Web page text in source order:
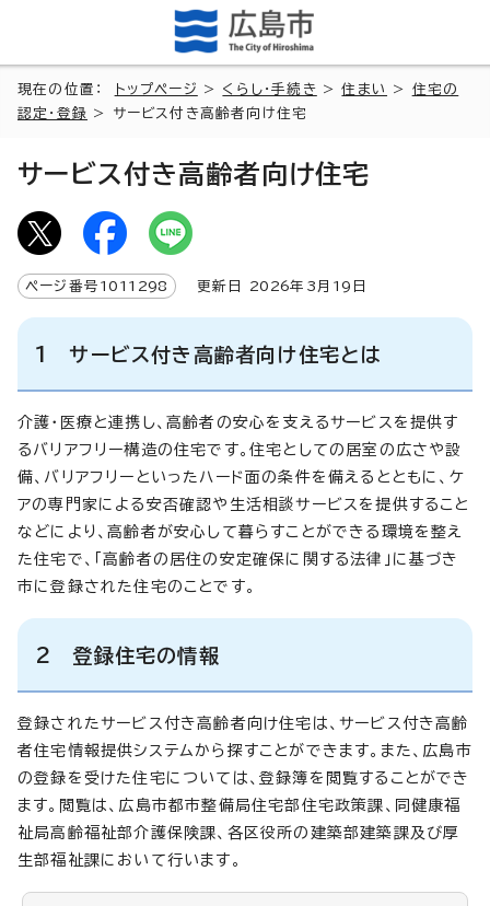
現在の位置： トップページ > くらし・手続き >住まい > 住宅の
認定・登録 > サービス付き高齢者向け住宅
サービス付き高齢者向け住宅
ページ番号 1011298 更新日 2026年3月 19 日
1 サービス付き高齢者向け住宅とは
介護・医療と連携し、高齢者の安心を支えるサービスを提供す
るバリアフリー構造の住宅です。住宅としての居室の広さや設
備、バリアフリーといったハード面の条件を備えるとともに、ケ
アの専門家による安否確認や生活相談サービスを提供すること
などにより、高齢者が安心して暮らすことができる環境を整え
た住宅で、「高齢者の居住の安定確保に関する法律」に基づき
市に登録された住宅のことです。
2 登録住宅の情報
登録されたサービス付き高齢者向け住宅は、サービス付き高齢
者住宅情報提供システムから探すことができます。また、広島市
の登録を受けた住宅については、登録簿を閲覧することができ
ます。閲覧は、広島市都市整備局住宅部住宅政策課、同健康福
祉局高齢福祉部介護保険課、各区役所の建築部建築課及び厚
生部福祉課において行います。